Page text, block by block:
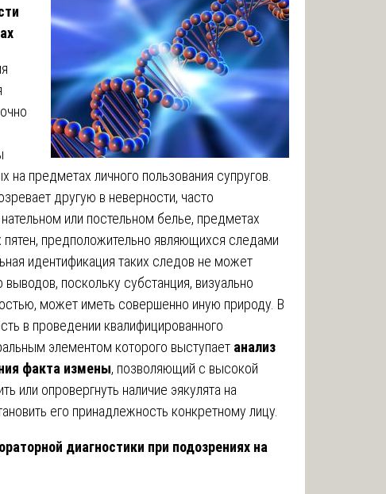
предметах личного пользования супругов.
другую в неверности, часто
или постельном белье, предметах
предположительно являющихся следами
идентификация таких следов не может
поскольку субстанция, визуально
может иметь совершенно иную природу. В
в проведении квалифицированного
элементом которого выступает анализ
факта измены, позволяющий с высокой
или опровергнуть наличие эякулята на
его принадлежность конкретному лицу.
диагностики при подозрениях на